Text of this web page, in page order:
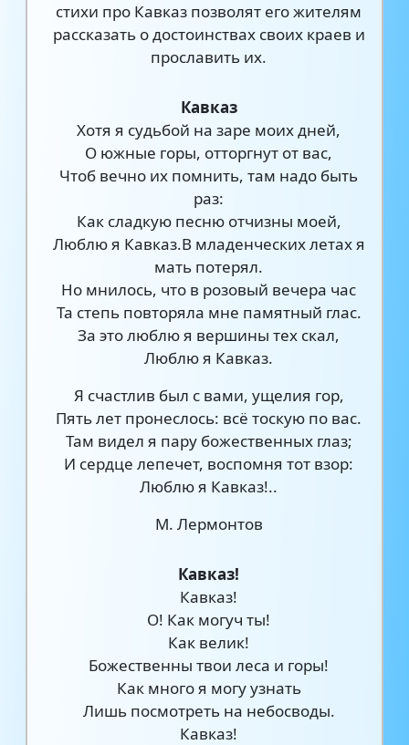
стихи про Кавказ позволят его жителям
рассказать о достоинствах своих краев и
прославить их.
Кавказ
Хотя я судьбой на заре моих дней,
О южные горы, отторгнут от вас,
Чтоб вечно их помнить, там надо быть
раз:
Как сладкую песню отчизны моей,
Люблю я Кавказ.В младенческих летах я
мать потерял.
Но мнилось, что в розовый вечера час
Та степь повторяла мне памятный глас.
За это люблю я вершины тех скал,
Люблю я Кавказ.
Я счастлив был с вами, ущелия гор,
Пять лет пронеслось: всё тоскую по вас.
Там видел я пару божественных глаз;
И сердце лепечет, воспомня тот взор:
Люблю я Кавказ!..
М. Лермонтов
Кавказ!
Кавказ!
О! Как могуч ты!
Как велик!
Божественны твои леса и горы!
Как много я могу узнать
Лишь посмотреть на небосводы.
Кавказ!